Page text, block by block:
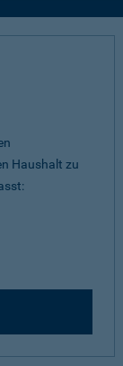
Haushalt zu